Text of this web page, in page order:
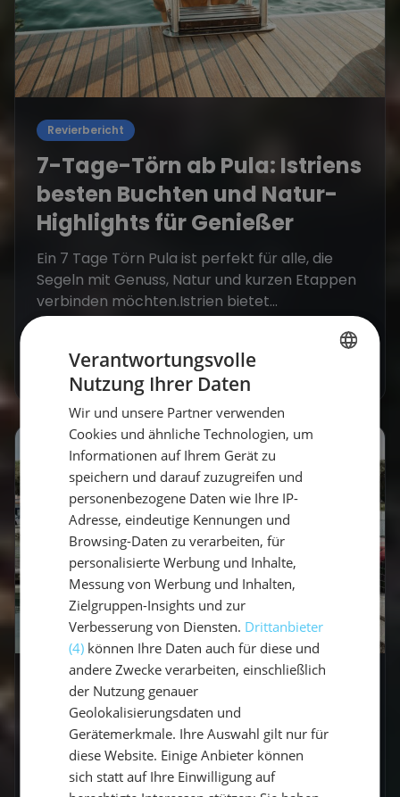
Revierbericht
7-Tage-Törn ab Pula: Istriens
besten Buchten und Natur-
Highlights für Genießer
Ein 7 Tage Törn Pula ist perfekt für alle, die
Segeln mit Genuss, Natur und kurzen Etappen
verbinden möchten.Istrien bietet...
Mehr erfahren
tipps
Ultimative Packliste
Mitsegeln: 4 Tipps was du
WIRKLICH brauchst (und was
Verantwortungsvolle
Nutzung Ihrer Daten
Wir und unsere Partner verwenden
Cookies und ähnliche Technologien, um
Informationen auf Ihrem Gerät zu
speichern und darauf zuzugreifen und
personenbezogene Daten wie Ihre IP-
Adresse, eindeutige Kennungen und
Browsing-Daten zu verarbeiten, für
personalisierte Werbung und Inhalte,
Messung von Werbung und Inhalten,
Zielgruppen-Insights und zur
Verbesserung von Diensten. Drittanbieter
(4) können Ihre Daten auch für diese und
andere Zwecke verarbeiten, einschließlich
der Nutzung genauer
Geolokalisierungsdaten und
Gerätemerkmale. Ihre Auswahl gilt nur für
diese Website. Einige Anbieter können
sich statt auf Ihre Einwilligung auf